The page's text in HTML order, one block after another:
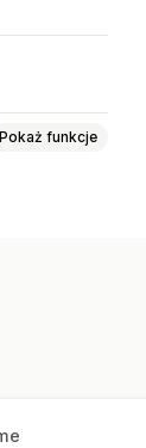
Pokaż funkcje